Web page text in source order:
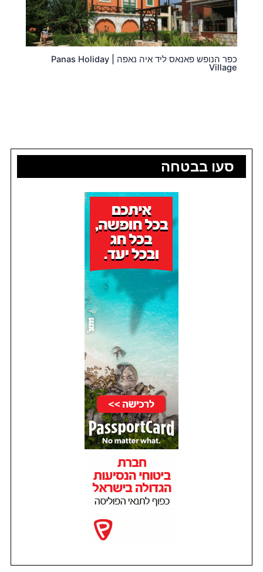
סעו בבטחה
כפר הנופש פאנאס ליד איה נאפה | Panas Holiday
Village